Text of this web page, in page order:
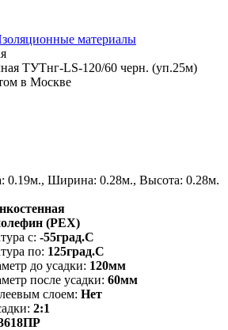
материалы
0.19м., Ширина: 0.28м., Высота: 0.28м.
(PEX)
с: -55град.C
по: 125град.C
до усадки: 120мм
после усадки: 60мм
слоем: Нет
2:1